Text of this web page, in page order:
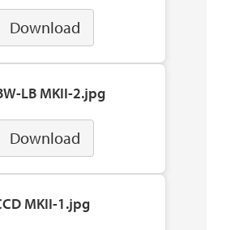
Download
LB MKII-2.jpg
Download
MKII-1.jpg